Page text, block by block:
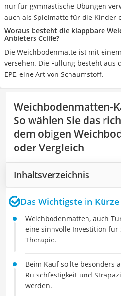
nur für gymnastische Übungen
auch als Spielmatte für die Kinder
Woraus besteht die klappbare
Anbieters Cclife?
Die Weichbodenmatte ist mit
versehen. Die Füllung besteht aus
EPE, eine Art von Schaumstoff.
Weichbodenmatten-
So wählen Sie das
dem obigen
oder Vergleich
Inhaltsverzeichnis
Das Wichtigste in Kürze
Weichbodenmatten, auch
eine sinnvolle Investition für
Therapie.
Beim Kauf sollte besonders
Rutschfestigkeit und
werden.